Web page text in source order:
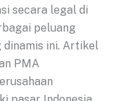
secara legal di
peluang
dinamis ini. Artikel
PMA